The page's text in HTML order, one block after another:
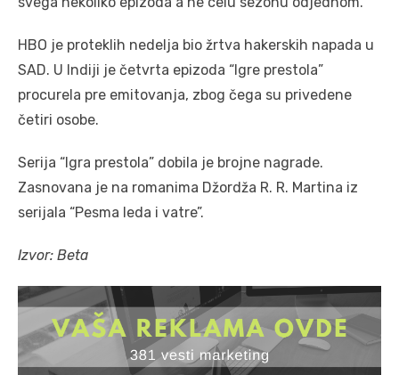
HBO je proteklih nedelja bio žrtva hakerskih napada u
SAD. U Indiji je četvrta epizoda “Igre prestola”
procurela pre emitovanja, zbog čega su privedene
četiri osobe.
Serija “Igra prestola” dobila je brojne nagrade.
Zasnovana je na romanima Džordža R. R. Martina iz
serijala “Pesma leda i vatre”.
Izvor: Beta